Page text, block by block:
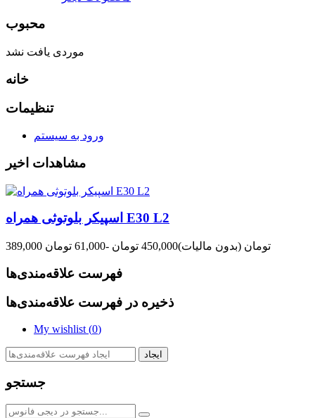
محبوب
موردی یافت نشد
خانه
تنظیمات
ورود به سیستم
مشاهدات اخیر
اسپیکر بلوتوثی همراه E30 L2
389,000 تومان (بدون مالیات)450,000 تومان -61,000 تومان
فهرست علاقه‌مندی‌ها
ذخیره در فهرست علاقه‌مندی‌ها
My wishlist (0)
ایجاد
جستجو